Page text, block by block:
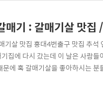
매기 : 갈매기살 맛
기살 맛집 홍대4번출구 맛집 추
집에 다시 갔는데 이 날은 사람
에 혹 갈매기살을 좋아하시는
으로 2블럭정도 내려가면 음식